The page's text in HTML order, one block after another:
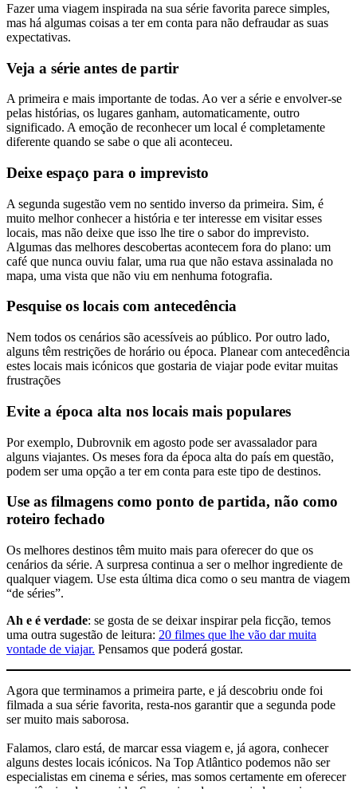
Fazer uma viagem inspirada na sua série favorita parece simples,
mas há algumas coisas a ter em conta para não defraudar as suas
expectativas.
Veja a série antes de partir
A primeira e mais importante de todas. Ao ver a série e envolver-se
pelas histórias, os lugares ganham, automaticamente, outro
significado. A emoção de reconhecer um local é completamente
diferente quando se sabe o que ali aconteceu.
Deixe espaço para o imprevisto
A segunda sugestão vem no sentido inverso da primeira. Sim, é
muito melhor conhecer a história e ter interesse em visitar esses
locais, mas não deixe que isso lhe tire o sabor do imprevisto.
Algumas das melhores descobertas acontecem fora do plano: um
café que nunca ouviu falar, uma rua que não estava assinalada no
mapa, uma vista que não viu em nenhuma fotografia.
Pesquise os locais com antecedência
Nem todos os cenários são acessíveis ao público. Por outro lado,
alguns têm restrições de horário ou época. Planear com antecedência
estes locais mais icónicos que gostaria de viajar pode evitar muitas
frustrações
Evite a época alta nos locais mais populares
Por exemplo, Dubrovnik em agosto pode ser avassalador para
alguns viajantes. Os meses fora da época alta do país em questão,
podem ser uma opção a ter em conta para este tipo de destinos.
Use as filmagens como ponto de partida, não como
roteiro fechado
Os melhores destinos têm muito mais para oferecer do que os
cenários da série. A surpresa continua a ser o melhor ingrediente de
qualquer viagem. Use esta última dica como o seu mantra de viagem
“de séries”.
Ah e é verdade: se gosta de se deixar inspirar pela ficção, temos
uma outra sugestão de leitura: 20 filmes que lhe vão dar muita
vontade de viajar. Pensamos que poderá gostar.
Agora que terminamos a primeira parte, e já descobriu onde foi
filmada a sua série favorita, resta-nos garantir que a segunda pode
ser muito mais saborosa.
Falamos, claro está, de marcar essa viagem e, já agora, conhecer
alguns destes locais icónicos. Na Top Atlântico podemos não ser
especialistas em cinema e séries, mas somos certamente em oferecer